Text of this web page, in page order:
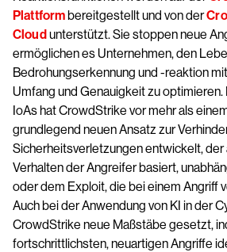
Plattformbereitgestellt und von der
Cloudunterstützt. Sie stoppen neue
ermöglichen es Unternehmen, den
Bedrohungserkennung und -reaktion
Umfang und Genauigkeit zu
IoAs hat CrowdStrike vor mehr als
grundlegend neuen Ansatz zur
Sicherheitsverletzungen entwickelt, der
Verhalten der Angreifer basiert,
oder dem Exploit, die bei einem Angriff
Auch bei der Anwendung von KI in der
CrowdStrike neue Maßstäbe gesetzt,
fortschrittlichsten, neuartigen Angriffe